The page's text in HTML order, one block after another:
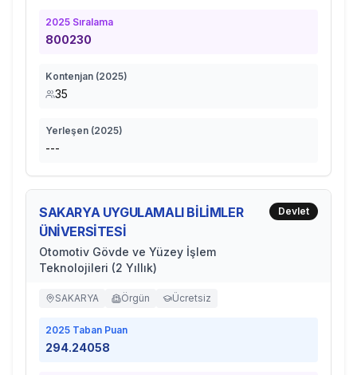
2025 Sıralama
800230
Kontenjan (2025)
35
Yerleşen (2025)
---
SAKARYA UYGULAMALI BİLİMLER
ÜNİVERSİTESİ
Otomotiv Gövde ve Yüzey İşlem
Teknolojileri (2 Yıllık)
Devlet
SAKARYA Örgün Ücretsiz
2025 Taban Puan
294.24058